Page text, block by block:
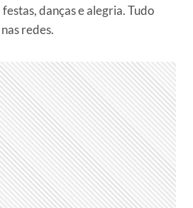
danças e alegria. Tudo
redes.